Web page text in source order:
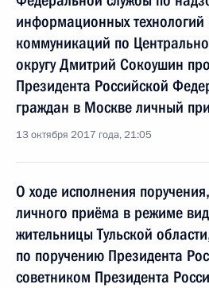
информационных технологий
коммуникаций по
округу Дмитрий Сокоушин
Президента Российской
граждан в Москве личный
13 октября 2017 года, 21:05
О ходе исполнения
личного приёма в режиме
жительницы Тульской
по поручению Президента
советником Президента